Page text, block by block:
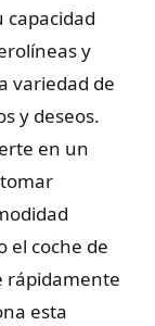
capacidad
y
variedad de
y deseos.
en un
el coche de
rápidamente
esta